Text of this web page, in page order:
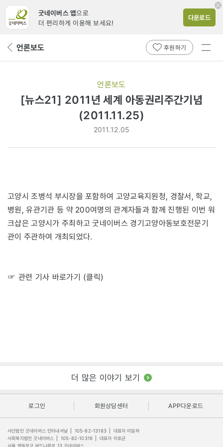
굿네이버스 앱으로
더 편리하게 이용해 보세요!
다운로드
뒤 언론보도 후원하기
전체
언론보도
[뉴스21] 2011년 세계 아동권리주간기념
(2011.11.25)
2011.12.05
고양시 조병석 부시장을 포함하여 고양교육지원청, 경찰서, 학교,
병원, 유관기관 등 약 200여명의 관계자들과 함께 진행된 이번 워
크샵은 고양시가 주최하고 굿네이버스 경기고양아동보호전문기
관이 주관하여 개최되었다.
☞ 관련 기사 바로가기 (클릭)
더 많은 이야기 보기
로그인 회원상담센터 APP다운로드
사단법인 굿네이버스 인터내셔날 105-82-13183
대표자 이일하
사회복지법인 굿네이버스
105-82-10319
대표자 이호균
서울 영등포구 버드나루로 13 굿네이버스